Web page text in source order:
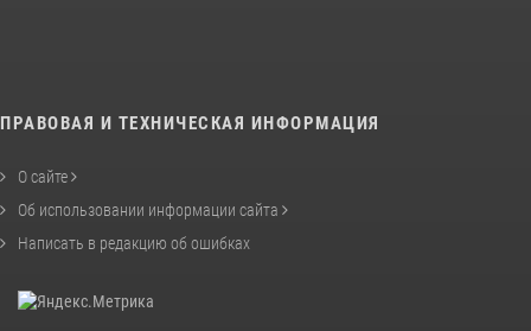
ПРАВОВАЯ И ТЕХНИЧЕСКАЯ ИНФОРМАЦИЯ
О сайте
Об использовании информации сайта
Написать в редакцию об ошибках